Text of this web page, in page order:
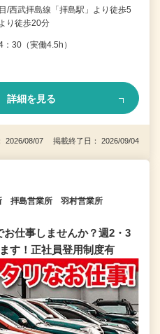
/西武拝島線「拝島駅」より徒歩5
り徒歩20分
30（実働4.5h）
詳細を見る
2026/08/07 掲載終了日： 2026/09/04
拝島営業所 羽村営業所
仕事しませんか？週2・3
す！正社員登用制度有